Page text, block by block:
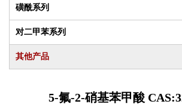
磺酰系列
对二甲苯系列
其他产品
5-氟-2-硝基苯甲酸